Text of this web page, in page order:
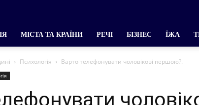
МІСТА ТА КРАЇНИ РЕЧІ БІЗНЕС ЇЖА
Психологія Варто телефонувати чоловікові першою?.